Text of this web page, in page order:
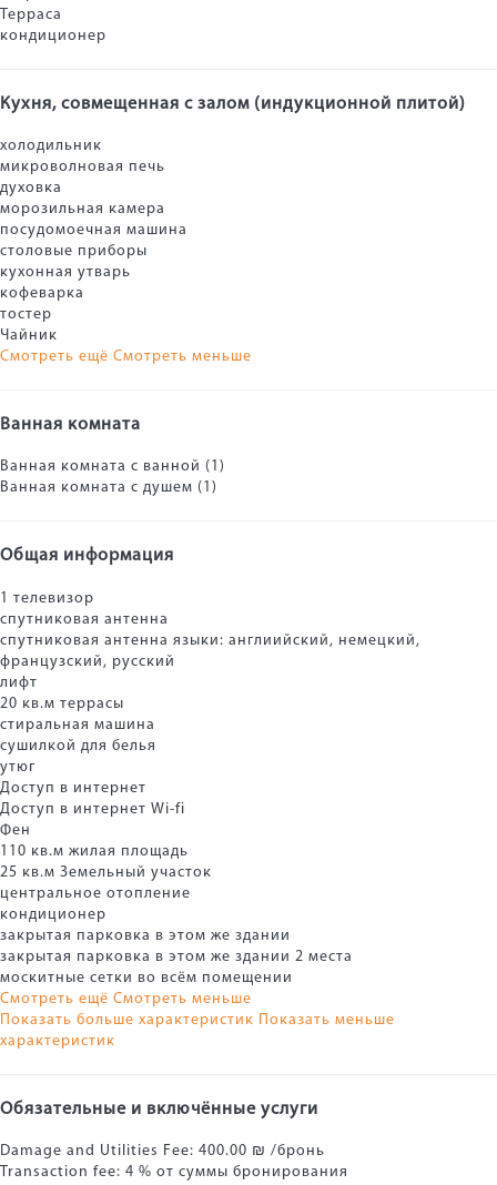
Терраса
кондиционер
Кухня, совмещенная с залом (индукционной плитой)
холодильник
микроволновая печь
духовка
морозильная камера
посудомоечная машина
столовые приборы
кухонная утварь
кофеварка
тостер
Чайник
Смотреть ещё Смотреть меньше
Ванная комната
Ванная комната с ванной (1)
Ванная комната с душем (1)
Общая информация
1 телевизор
спутниковая антенна
спутниковая антенна языки: англиийский, немецкий,
французский, русский
лифт
20 кв.м террасы
стиральная машина
сушилкой для белья
утюг
Доступ в интернет
Доступ в интернет Wi-fi
Фен
110 кв.м жилая площадь
25 кв.м Земельный участок
центральное отопление
кондиционер
закрытая парковка в этом же здании
закрытая парковка в этом же здании 2 места
москитные сетки во всём помещении
Смотреть ещё Смотреть меньше
Показать больше характеристик Показать меньше
характеристик
Обязательные и включённые услуги
Damage and Utilities Fee: 400.00 ₪ /бронь
Transaction fee: 4 % от суммы бронирования